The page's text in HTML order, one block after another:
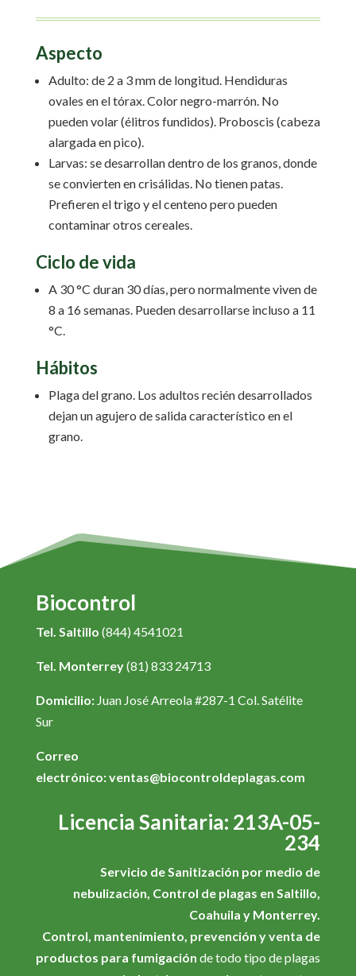
Aspecto
Adulto: de 2 a 3 mm de longitud. Hendiduras
ovales en el tórax. Color negro-marrón. No
pueden volar (élitros fundidos). Proboscis (cabeza
alargada en pico).
Larvas: se desarrollan dentro de los granos, donde
se convierten en crisálidas. No tienen patas.
Prefieren el trigo y el centeno pero pueden
contaminar otros cereales.
Ciclo de vida
A 30 °C duran 30 días, pero normalmente viven de
8 a 16 semanas. Pueden desarrollarse incluso a 11
°C.
Hábitos
Plaga del grano. Los adultos recién desarrollados
dejan un agujero de salida característico en el
grano.
Biocontrol
Tel. Saltillo (844) 4541021
Tel. Monterrey(81) 833 24713
Domicilio: Juan José Arreola #287-1 Col. Satélite
Sur
Correo
electrónico: ventas@biocontroldeplagas.com
Licencia Sanitaria: 213A-05-
234
Servicio de Sanitización por medio de
nebulización, Control de plagas en Saltillo,
Coahuila y Monterrey.
Control, mantenimiento, prevención y venta de
productos para fumigación de todo tipo de plagas